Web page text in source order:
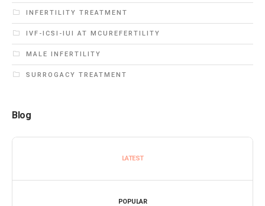
INFERTILITY TREATMENT
IVF-ICSI-IUI AT MCUREFERTILITY
MALE INFERTILITY
SURROGACY TREATMENT
Blog
LATEST
POPULAR